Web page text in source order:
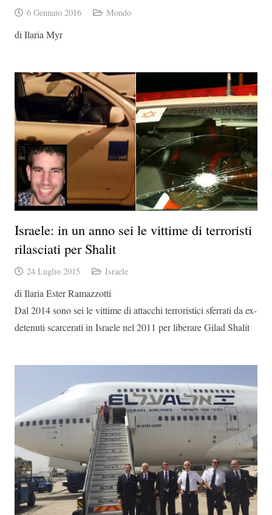
6 Gennaio 2016 Mondo
di Ilaria Myr
Israele: in un anno sei le vittime di terroristi
rilasciati per Shalit
24 Luglio 2015 Israele
di Ilaria Ester Ramazzotti
Dal 2014 sono sei le vittime di attacchi terroristici sferrati da ex-
detenuti scarcerati in Israele nel 2011 per liberare Gilad Shalit